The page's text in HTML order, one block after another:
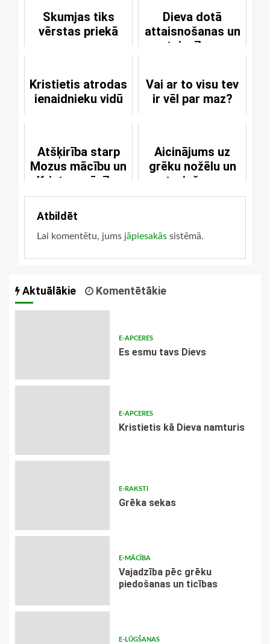
Skumjas tiks
vērstas priekā
Dieva dotā
attaisnošanas un
taisnības
Kristietis atrodas
ienaidnieku vidū
Vai ar to visu tev
ir vēl par maz?
Atšķirība starp
Mozus mācību un
Kristus mācību
Aicinājums uz
grēku nožēlu un
atgriešanos
Atbildēt
Lai komentētu, jums jāpiesakās sistēmā.
Aktuālākie Komentētākie
E-APCERES
Es esmu tavs Dievs
E-APCERES
Kristietis kā Dieva namturis
E-RAKSTI
Grēka sekas
E-MĀCĪBA
Vajadzība pēc grēku
piedošanas un ticības
E-LŪGŠANAS